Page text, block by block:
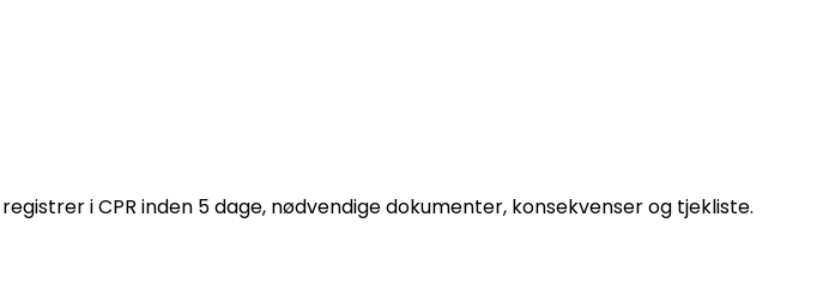
i CPR inden 5 dage, nødvendige dokumenter, konsekvenser og tjekliste.